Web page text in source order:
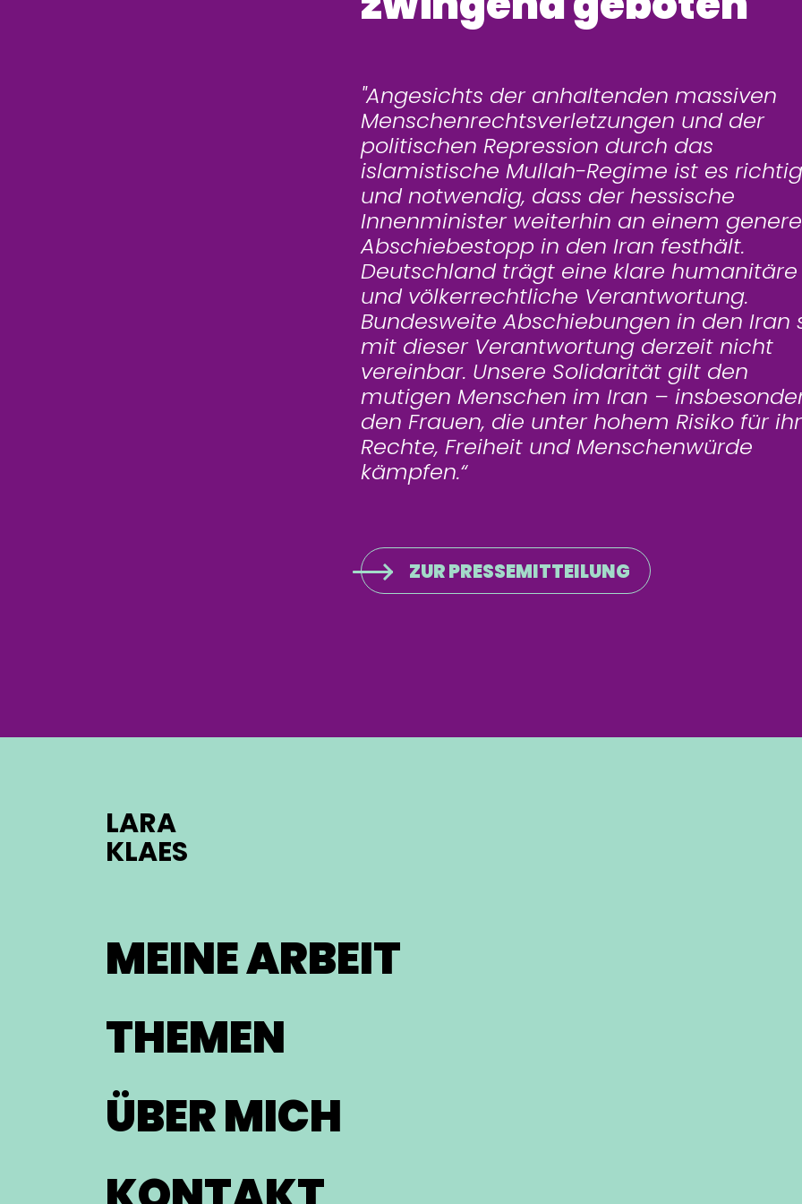
"Angesichts der anhaltenden massiven
Menschenrechtsverletzungen und der
politischen Repression durch das
islamistische Mullah-Regime ist es richtig
und notwendig, dass der hessische
Innenminister weiterhin an einem
Abschiebestopp in den Iran festhält.
Deutschland trägt eine klare humanitäre
und völkerrechtliche Verantwortung.
Bundesweite Abschiebungen in den Iran
mit dieser Verantwortung derzeit nicht
vereinbar. Unsere Solidarität gilt den
mutigen Menschen im Iran –
den Frauen, die unter hohem Risiko für
Rechte, Freiheit und Menschenwürde
kämpfen.“
ZUR PRESSEMITTEILUNG
LARA
KLAES
MEINE ARBEIT
THEMEN
ÜBER MICH